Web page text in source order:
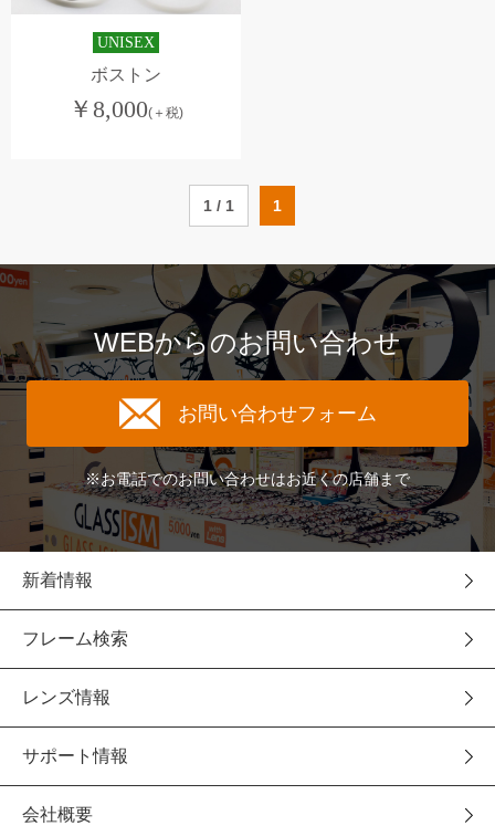
UNISEX
ボストン
￥ 8,000(＋税)
1 / 1 1
WEBからのお問い合わせ
お問い合わせフォーム
※お電話でのお問い合わせはお近くの店舗まで
新着情報
フレーム検索
レンズ情報
サポート情報
会社概要